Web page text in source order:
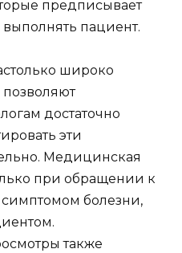
предписывает
пациент.
широко
позволяют
достаточно
эти
Медицинская
при обращении к
симптомом болезни,
также